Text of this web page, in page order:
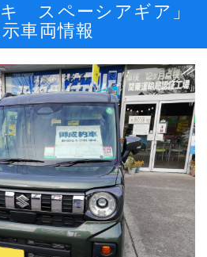
スペーシアギア」
車両情報